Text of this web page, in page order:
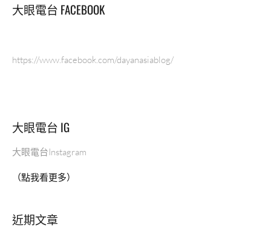
大眼電台 FACEBOOK
https://www.facebook.com/dayanasiablog/
大眼電台 IG
大眼電台Instagram
（點我看更多）
近期文章